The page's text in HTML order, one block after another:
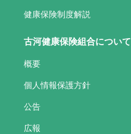
健康保険制度解説
古河健康保険組合について
概要
個人情報保護方針
公告
広報